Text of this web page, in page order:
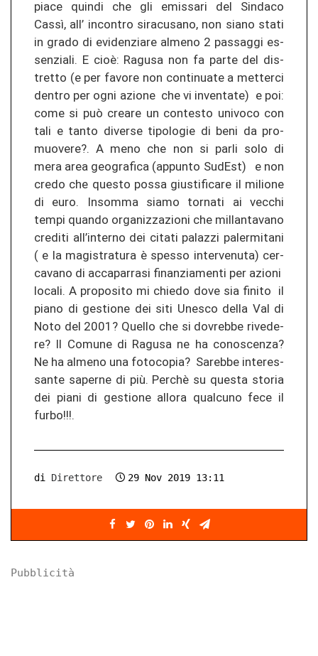
pia­ce quin­di che gli emis­sa­ri del Sin­da­co
Cassì, all’ in­con­tro si­ra­cu­sa­no, non siano stati
in grado di evi­den­zia­re al­me­no 2 pas­sag­gi es­
sen­zia­li. E cioè: Ra­gu­sa non fa parte del dis­
tret­to (e per fa­vo­re non con­ti­nua­te a met­ter­ci
den­tro per ogni azio­ne che vi in­ven­ta­te) e poi:
come si può crea­re un con­te­s­to uni­vo­co con
tali e tanto di­ver­se ti­po­lo­gie di beni da pro­
muo­ve­re?. A meno che non si parli solo di
mera area geo­gra­fi­ca (ap­pun­to Sud­Est) e non
credo che ques­to possa gius­ti­fi­ca­re il mi­lio­ne
di euro. In­som­ma siamo tor­na­ti ai vec­chi
tempi quan­do or­ga­ni­z­za­zio­ni che mil­lan­ta­va­no
cre­di­ti all’in­ter­no dei ci­ta­ti pa­la­z­zi pa­ler­mi­ta­ni
( e la ma­gis­tra­tu­ra è spes­so in­ter­ve­nu­ta) cer­
cav­a­no di ac­ca­par­ra­si fi­nan­zia­men­ti per azio­ni
lo­ca­li. A pro­pos­i­to mi chie­do dove sia fi­ni­to il
piano di ges­tio­ne dei siti Unes­co della Val di
Noto del 2001? Quel­lo che si do­vreb­be ri­ve­de­
re? Il Co­mu­ne di Ra­gu­sa ne ha co­nos­cen­za?
Ne ha al­me­no una fo­to­co­pia? Sa­reb­be in­ter­es­
san­te sa­per­ne di più. Perchè su ques­ta sto­ria
dei piani di ges­tio­ne al­lo­ra qual­cu­no fece il
furbo!!!.
di Direttore 29 Nov 2019 13:11
Pubblicità